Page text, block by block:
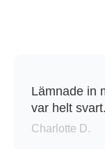
Lämnade in
var helt svart.
Charlotte D.